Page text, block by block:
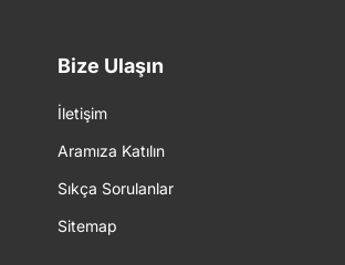
Bize Ulaşın
İletişim
Aramıza Katılın
Sıkça Sorulanlar
Sitemap